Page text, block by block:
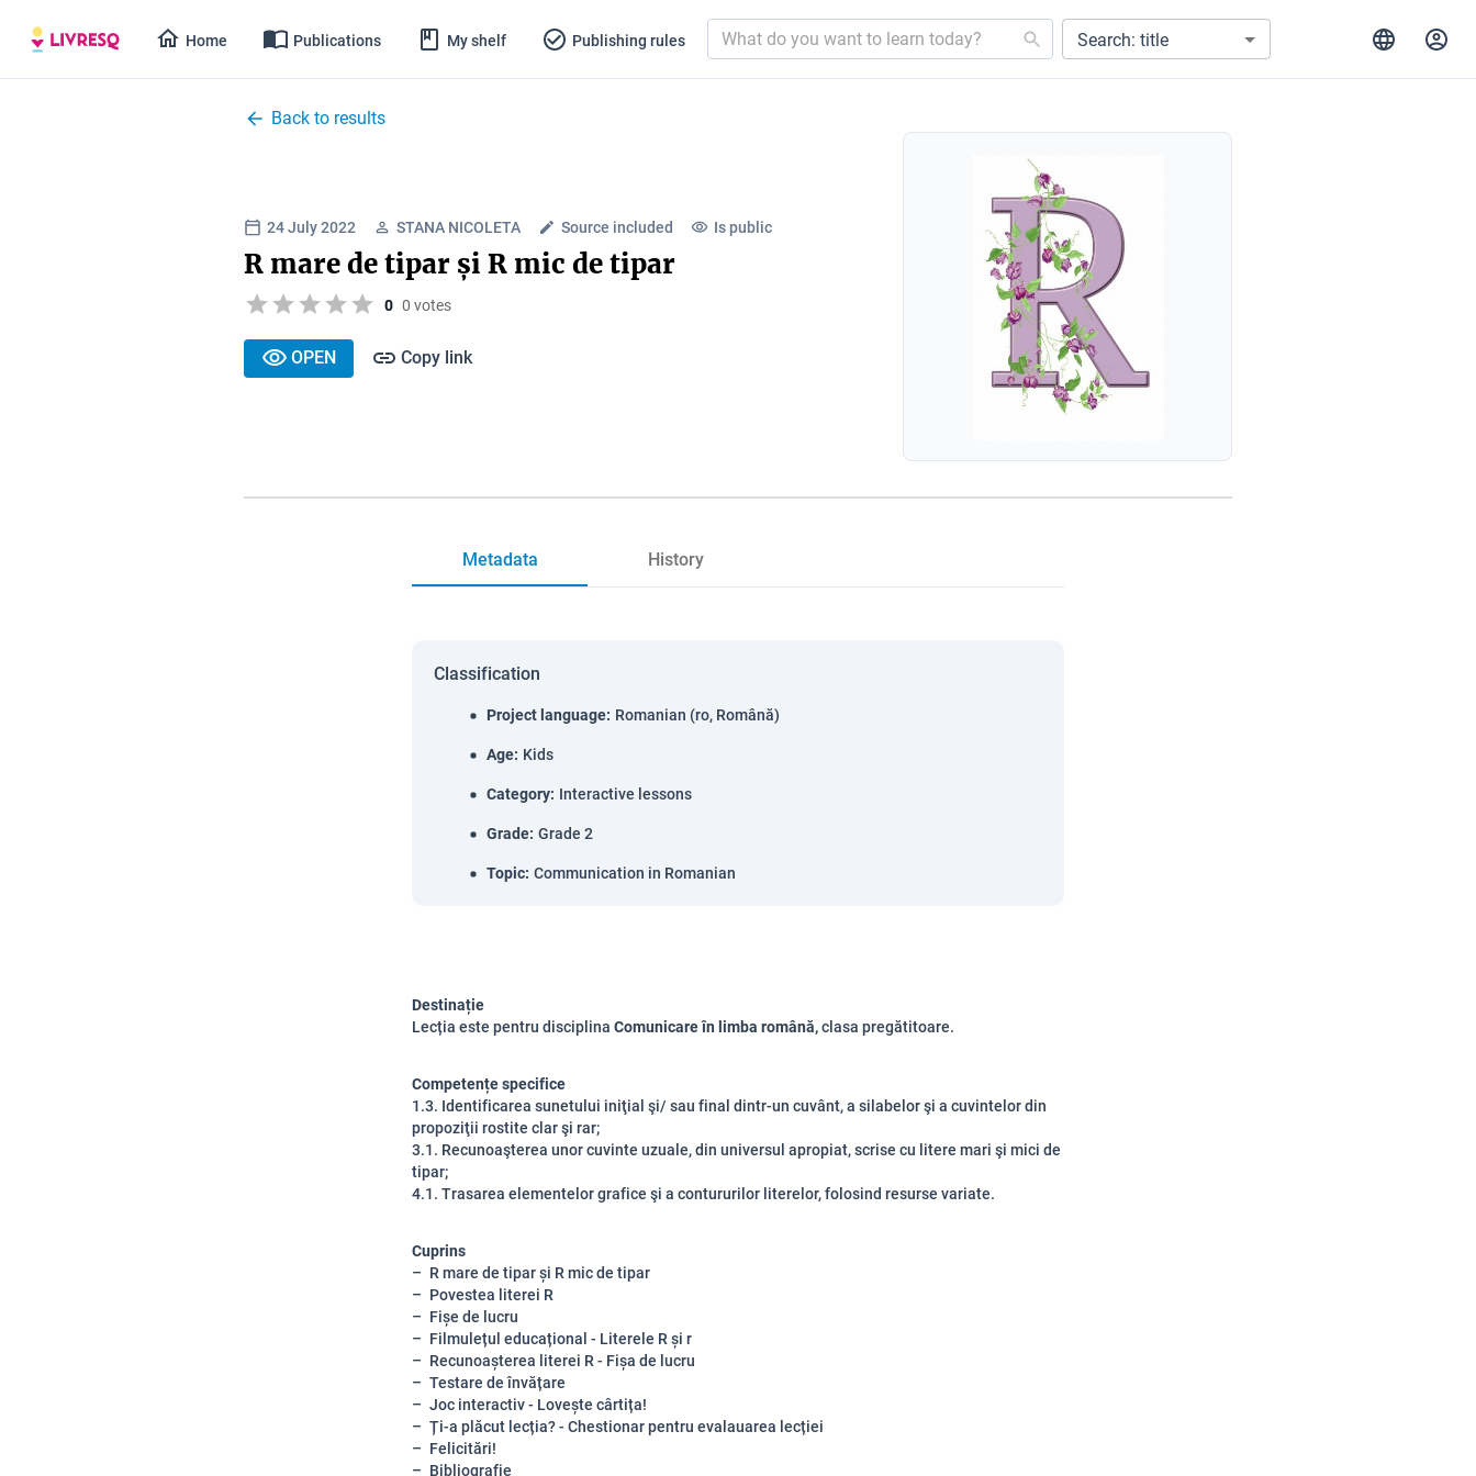
Home Publications My shelf Publishing rules Search: title
Back to results
24 July 2022 STANA NICOLETA Source included Is public
R mare de tipar și R mic de tipar
0 0 votes
OPEN Copy link
Metadata History
Classification
Project language: Romanian (ro, Română)
Age: Kids
Category: Interactive lessons
Grade: Grade 2
Topic: Communication in Romanian
Destinație
Lecția este pentru disciplina Comunicare în limba română,clasa pregătitoare.
Competențe specifice
1.3. Identificarea sunetului iniţial şi/ sau final dintr-un cuvânt, a silabelor şi a cuvintelor din
propoziţii rostite clar şi rar;
3.1. Recunoaşterea unor cuvinte uzuale, din universul apropiat, scrise cu litere mari şi mici de
tipar;
4.1. Trasarea elementelor grafice şi a contururilor literelor, folosind resurse variate.
Cuprins
R mare de tipar și R mic de tipar
Povestea literei R
Fișe de lucru
Filmulețul educațional - Literele R și r
Recunoașterea literei R - Fișa de lucru
Testare de învățare
Joc interactiv - Lovește cârtița!
Ți-a plăcut lecția? - Chestionar pentru evalauarea lecției
Felicitări!
Bibliografie